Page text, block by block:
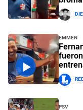
Emmen
PSV